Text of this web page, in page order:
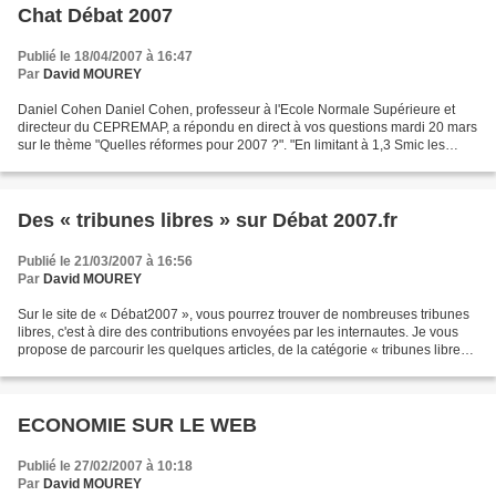
Chat Débat 2007
Publié le 18/04/2007 à 16:47
Par David MOUREY
Daniel Cohen Daniel Cohen, professeur à l'Ecole Normale Supérieure et
directeur du CEPREMAP, a répondu en direct à vos questions mardi 20 mars
sur le thème "Quelles réformes pour 2007 ?". "En limitant à 1,3 Smic les
Des « tribunes libres » sur Débat 2007.fr
Publié le 21/03/2007 à 16:56
Par David MOUREY
Sur le site de « Débat2007 », vous pourrez trouver de nombreuses tribunes
libres, c'est à dire des contributions envoyées par les internautes. Je vous
propose de parcourir les quelques articles, de la catégorie « tribunes libres
ECONOMIE SUR LE WEB
Publié le 27/02/2007 à 10:18
Par David MOUREY